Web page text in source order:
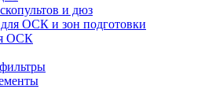
и дюз
ОСК и зон подготовки
ОСК